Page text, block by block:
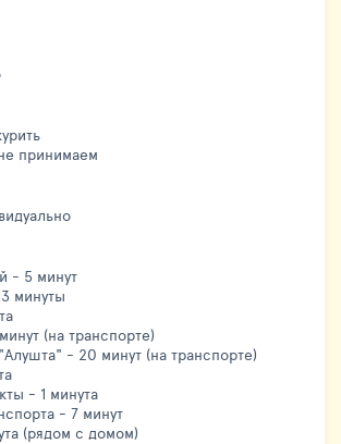
принимаем
- 5 минут
минуты
(на транспорте)
- 20 минут (на транспорте)
- 1 минута
- 7 минут
(рядом с домом)